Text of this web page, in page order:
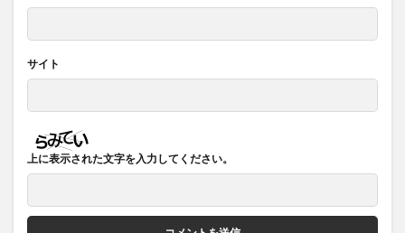
サイト
上に表示された文字を入力してください。